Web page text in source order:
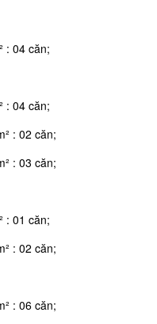
: 04 căn;
: 04 căn;
: 02 căn;
: 03 căn;
: 01 căn;
: 02 căn;
: 06 căn;